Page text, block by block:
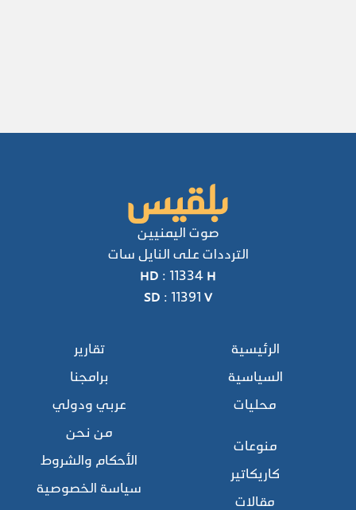
صوت اليمنيين
الترددات على النايل سات
HD : 11334 H
SD : 11391 V
الرئيسية
السياسية
محليات
تقارير
برامجنا
عربي ودولي
منوعات
كاريكاتير
مقالات
من نحن
الأحكام والشروط
سياسة الخصوصية